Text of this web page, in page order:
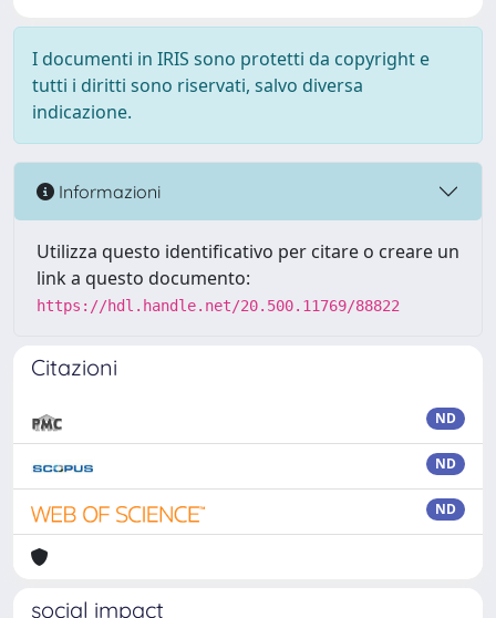
I documenti in IRIS sono protetti da copyright e
tutti i diritti sono riservati, salvo diversa
indicazione.
Informazioni
Utilizza questo identificativo per citare o creare un
link a questo documento:
https://hdl.handle.net/20.500.11769/88822
Citazioni
ND
ND
ND
social impact